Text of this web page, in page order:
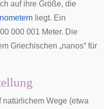
auf ihre Größe, die
liegt. Ein
000 001 Meter. Die
Griechischen „nanos“ für
Wege (etwa